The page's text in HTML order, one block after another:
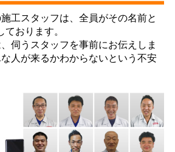
工スタッフは、全員がその名前と
おります。
伺うスタッフを事前にお伝えしま
人が来るかわからないという不安